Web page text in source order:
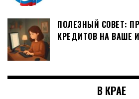
ПОЛЕЗНЫЙ СОВЕТ:
КРЕДИТОВ НА ВАШЕ
В КРАЕ